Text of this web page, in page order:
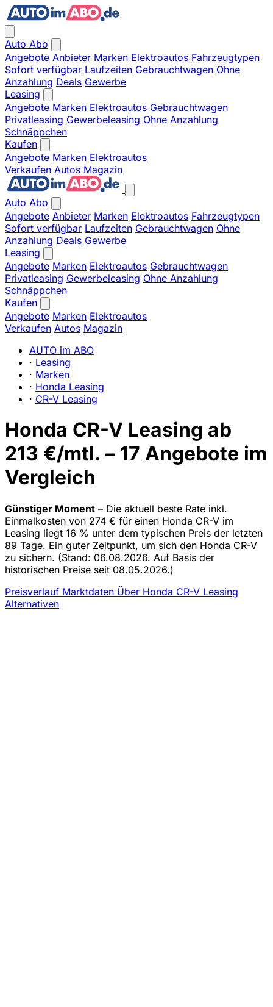
Auto Abo
Angebote Anbieter Marken Elektroautos Fahrzeugtypen
Sofort verfügbar Laufzeiten Gebrauchtwagen Ohne
Anzahlung Deals Gewerbe
Leasing
Angebote Marken Elektroautos Gebrauchtwagen
Privatleasing Gewerbeleasing Ohne Anzahlung
Schnäppchen
Kaufen
Angebote Marken Elektroautos
Verkaufen Autos Magazin
Auto Abo
Angebote Anbieter Marken Elektroautos Fahrzeugtypen
Sofort verfügbar Laufzeiten Gebrauchtwagen Ohne
Anzahlung Deals Gewerbe
Leasing
Angebote Marken Elektroautos Gebrauchtwagen
Privatleasing Gewerbeleasing Ohne Anzahlung
Schnäppchen
Kaufen
Angebote Marken Elektroautos
Verkaufen Autos Magazin
AUTO im ABO
· Leasing
· Marken
· Honda Leasing
· CR-V Leasing
Honda CR-V Leasing ab
213 €/mtl. – 17 Angebote im
Vergleich
Günstiger Moment – Die aktuell beste Rate inkl.
Einmalkosten von 274 € für einen Honda CR-V im
Leasing liegt 16 % unter dem typischen Preis der letzten
89 Tage. Ein guter Zeitpunkt, um sich den Honda CR-V
zu sichern. (Stand: 06.08.2026. Auf Basis der
historischen Preise seit 08.05.2026.)
Preisverlauf Marktdaten Über Honda CR-V Leasing
Alternativen